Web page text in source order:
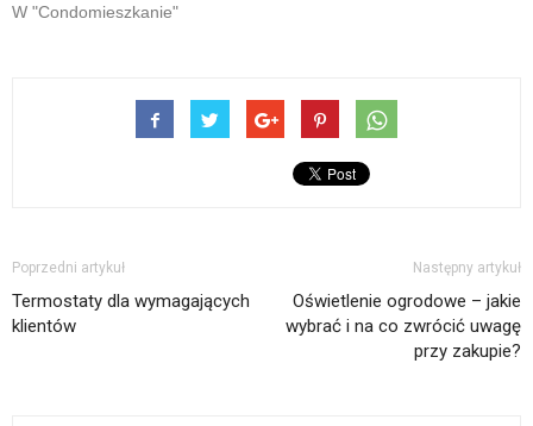
W "Condomieszkanie"
Poprzedni artykuł
Termostaty dla wymagających
klientów
Następny artykuł
Oświetlenie ogrodowe – jakie
wybrać i na co zwrócić uwagę
przy zakupie?